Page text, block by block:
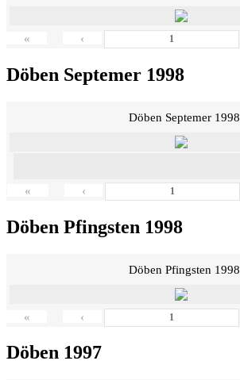
« ‹
Döben Septemer 1998
Döben Septemer 1998
« ‹
Döben Pfingsten 1998
Döben Pfingsten 1998
« ‹
Döben 1997